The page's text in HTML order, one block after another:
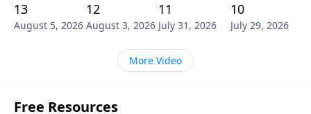
13
August 5, 2026
12
August 3, 2026
11
July 31, 2026
10
July 29, 2026
More Video